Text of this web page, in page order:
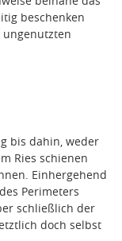
beschenken
bis dahin, weder
Ries schienen
Einhergehend
Perimeters
schließlich der
doch selbst